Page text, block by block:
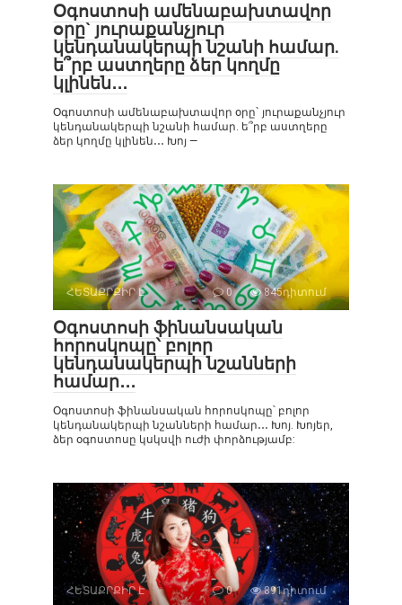
Օգոստոսի ամենաբախտավոր
օրը` յուրաքանչյուր
կենդանակերպի նշանի համար.
ե՞րբ աստղերը ձեր կողմը
կլինեն․․․
Օգոստոսի ամենաբախտավոր օրը` յուրաքանչյուր
կենդանակերպի նշանի համար. ե՞րբ աստղերը
ձեր կողմը կլինեն․․․ Խոյ —
ՀԵՏԱՔՐՔԻՐ Է 0 845դիտում
Օգոստոսի ֆինանսական
հորոսկոպը՝ բոլոր
կենդանակերպի նշանների
համար․․․
Օգոստոսի ֆինանսական հորոսկոպը՝ բոլոր
կենդանակերպի նշանների համար․․․ Խոյ. Խոյեր,
ձեր օգոստոսը կսկսվի ուժի փորձությամբ:
ՀԵՏԱՔՐՔԻՐ Է 0 891դիտում